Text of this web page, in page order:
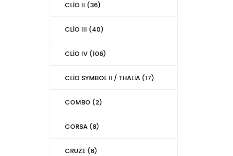
CLİO II (36)
CLİO III (40)
CLİO IV (106)
CLİO SYMBOL II / THALİA (17)
COMBO (2)
CORSA (8)
CRUZE (6)